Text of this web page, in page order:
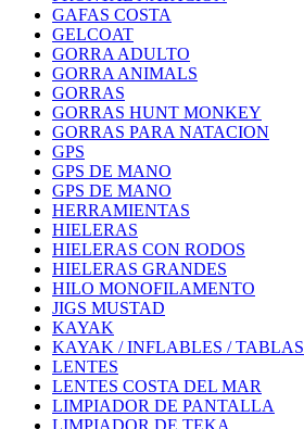
GAFAS COSTA
GELCOAT
GORRA ADULTO
GORRA ANIMALS
GORRAS
GORRAS HUNT MONKEY
GORRAS PARA NATACION
GPS
GPS DE MANO
GPS DE MANO
HERRAMIENTAS
HIELERAS
HIELERAS CON RODOS
HIELERAS GRANDES
HILO MONOFILAMENTO
JIGS MUSTAD
KAYAK
KAYAK / INFLABLES / TABLAS
LENTES
LENTES COSTA DEL MAR
LIMPIADOR DE PANTALLA